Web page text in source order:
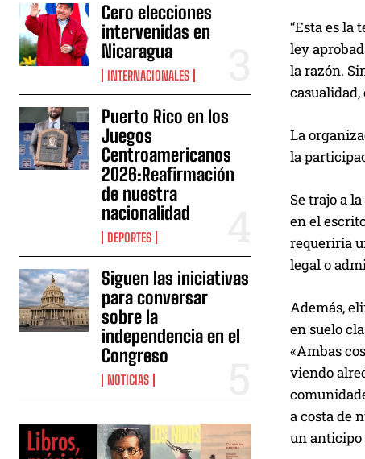
Cero elecciones
intervenidas en
Nicaragua
INTERNACIONALES
Puerto Rico en los
Juegos
Centroamericanos
2026:Reafirmación
de nuestra
nacionalidad
DEPORTES
Siguen las iniciativas
para conversar
sobre la
independencia en el
Congreso
NOTICIAS
“Esta es la
ley
la razón.
casualidad,
La
la
Se trajo a
en el
requeriría
legal o
Además,
en suelo
«Ambas
viendo
a costa de
un anticipo